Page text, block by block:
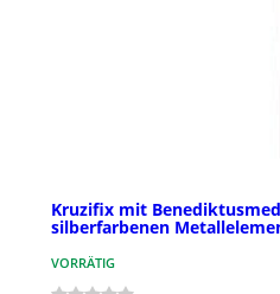
Kruzifix mit
silberfarbenen
VORRÄTIG